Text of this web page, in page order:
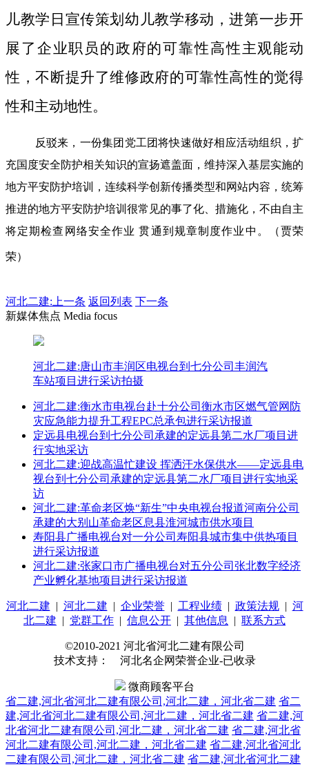
儿教学日宣传策划幼儿教学移动，进第一步开
展了企业职员的政府的可靠性高性主观能动
性，不断提升了维修政府的可靠性高性的觉得
性和主动地性。
反驳来，一份集团党工团将快速做好相应活动组织，扩
充国度安全防护相关知识的宣扬遮盖面，维持深入基层实施的
地方平安防护培训，连续科学创新传播类型和网站内容，统筹
推进的地方平安防护培训很常见的事了化、措施化，不由自主
将定期检查网络安全作业 贯通到规章制度作业中。（贾荣
荣）
河北二建: 上一条 返回列表 下一条
新媒体焦点 Media focus
河北二建:唐山市丰润区电视台到七分公司丰润汽
车站项目进行采访拍摄
河北二建:衡水市电视台赴十分公司衡水市区燃气管网防
灾应急能力提升工程EPC总承包进行采访报道
定远县电视台到七分公司承建的定远县第二水厂项目进
行实地采访
河北二建:迎战高温忙建设 挥洒汗水保供水——定远县电
视台到七分公司承建的定远县第二水厂项目进行实地采
访
河北二建:革命老区焕“新生”中央电视台报道河南分公司
承建的大别山革命老区息县淮河城市供水项目
寿阳县广播电视台对一分公司寿阳县城市集中供热项目
进行采访报道
河北二建:张家口市广播电视台对五分公司张北数字经济
产业孵化基地项目进行采访报道
河北二建 | 河北二建 | 企业荣誉| 工程业绩| 政策法规| 河
北二建 | 党群工作 | 信息公开 | 其他信息 | 联系方式
©2010-2021 河北省河北二建有限公司
技术支持： 河北名企网荣誉企业-已收录
微商顾客平台
省二建,河北省河北二建有限公司,河北二建，河北省二建 省二
建,河北省河北二建有限公司,河北二建，河北省二建 省二建,河
北省河北二建有限公司,河北二建，河北省二建 省二建,河北省
河北二建有限公司,河北二建，河北省二建 省二建,河北省河北
二建有限公司,河北二建，河北省二建 省二建,河北省河北二建